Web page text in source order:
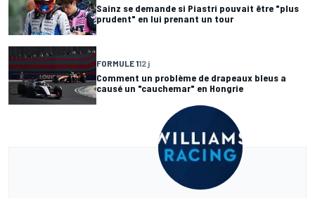
Sainz se demande si Piastri pouvait être "plus
prudent" en lui prenant un tour
FORMULE 112 j
Comment un problème de drapeaux bleus a
causé un "cauchemar" en Hongrie